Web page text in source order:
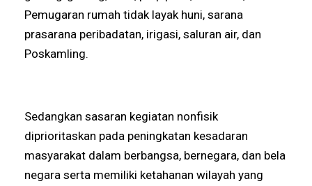
Pemugaran rumah tidak layak huni, sarana
prasarana peribadatan, irigasi, saluran air, dan
Poskamling.
Sedangkan sasaran kegiatan nonfisik
diprioritaskan pada peningkatan kesadaran
masyarakat dalam berbangsa, bernegara, dan bela
negara serta memiliki ketahanan wilayah yang